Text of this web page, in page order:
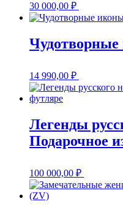
30 000,00 ₽
14 990,00 ₽
Легенды
Подарочное
100 000,00 ₽